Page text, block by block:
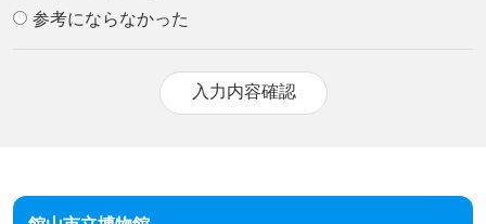
参考にならなかった